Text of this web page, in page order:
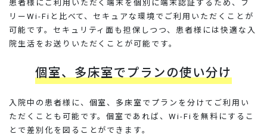
患者様にご利用いただく端末を個別に端末認証するため、フ
リーWi-Fiと比べて、セキュアな環境でご利用いただくことが
可能です。セキュリティ面も担保しつつ、患者様には快適な入
院生活をお送りいただくことが可能です。
個室、多床室でプランの使い分け
入院中の患者様に、個室、多床室でプランを分けてご利用い
ただくことも可能です。個室であれば、Wi-Fiを無料にするこ
とで差別化を図ることができます。